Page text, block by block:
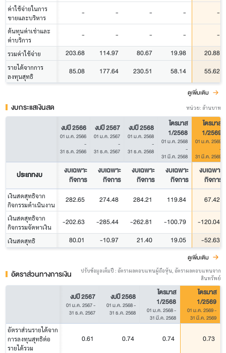
ค่าใช้จ่ายในการ
ขายและบริหาร
- - - - -
ต้นทุนค่าเช่าและ
ค่าบริการ
- - - - -
รวมค่าใช้จ่าย 203.68 114.97 80.67 19.98 20.88
รายได้จากการ
ลงทุนสุทธิ
85.08 177.64 230.51 58.14 55.62
ดูเพิ่มเติม
งบกระแสเงินสด หน่วย: ล้านบาท
งบปี 2566
01 ม.ค. 2566
-
31 ธ.ค. 2566
งบปี 2567
01 ม.ค. 2567
-
31 ธ.ค. 2567
งบปี 2568
01 ม.ค. 2568
-
31 ธ.ค. 2568
ไตรมาส
1/2568
01 ม.ค. 2568
-
31 มี.ค. 2568
ไตรมาส
1/2569
01 ม.ค. 2569
-
31 มี.ค. 2569
ประเภทงบ
งบเฉพาะ
กิจการ
งบเฉพาะ
กิจการ
งบเฉพาะ
กิจการ
งบเฉพาะ
กิจการ
งบเฉพาะ
กิจการ
เงินสดสุทธิจาก
กิจกรรมดำเนินงาน
282.65 274.48 284.21 119.84 67.42
เงินสดสุทธิจาก
กิจกรรมจัดหาเงิน
-202.63 -285.44 -262.81 -100.79 -120.04
เงินสดสุทธิ 80.01 -10.97 21.40 19.05 -52.63
ดูเพิ่มเติม
อัตราส่วนทางการเงิน
ปรับข้อมูลเต็มปี : อัตราผลตอบแทนผู้ถือหุ้น, อัตราผลตอบแทนจาก
สินทรัพย์
งบปี 2567
01 ม.ค. 2567-
31 ธ.ค. 2567
งบปี 2568
01 ม.ค. 2568-
31 ธ.ค. 2568
ไตรมาส
1/2568
01 ม.ค. 2568-
31 มี.ค. 2568
ไตรมาส
1/2569
01 ม.ค. 2569-
31 มี.ค. 2569
อัตราส่วนรายได้จาก
การลงทุนสุทธิต่อ
รายได้รวม
0.61 0.74 0.74 0.73